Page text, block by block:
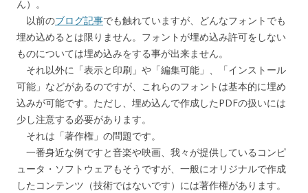
ん）。
以前のブログ記事でも触れていますが、どんなフォントでも
埋め込めるとは限りません。フォントが埋め込み許可をしない
ものについては埋め込みをする事が出来ません。
それ以外に「表示と印刷」や「編集可能」、「インストール
可能」などがあるのですが、これらのフォントは基本的に埋め
込みが可能です。ただし、埋め込んで作成したPDFの扱いには
少し注意する必要があります。
それは「著作権」の問題です。
一番身近な例ですと音楽や映画、我々が提供しているコンピ
ュータ・ソフトウェアもそうですが、一般にオリジナルで作成
したコンテンツ（技術ではないです）には著作権があります。